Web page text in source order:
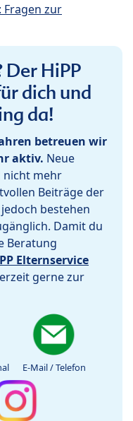
Fragen zur
Der HiPP
dich und
da!
betreuen wir
aktiv. Neue
nicht mehr
Beiträge der
bestehen
Damit du
Beratung
Elternservice
gerne zur
E-Mail / Telefon